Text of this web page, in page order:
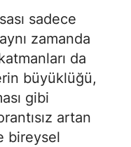
sadece
zamanda
da
büyüklüğü,
gibi
artan
bireysel